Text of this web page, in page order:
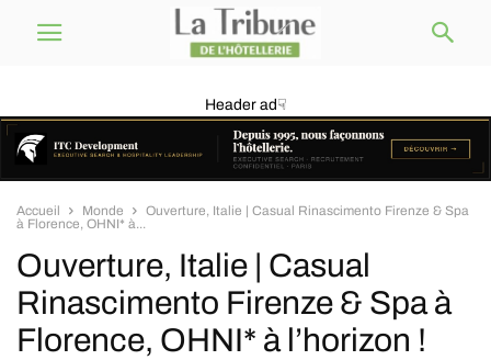
Header ad☟
Accueil Monde
Ouverture, Italie | Casual Rinascimento Firenze & Spa
à Florence, OHNI* à...
Ouverture, Italie | Casual
Rinascimento Firenze & Spa à
Florence, OHNI* à l’horizon !